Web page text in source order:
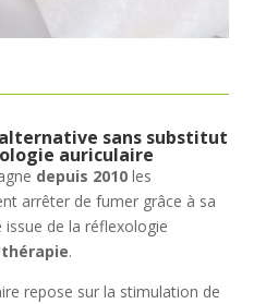
sans substitut
auriculaire
depuis 2010les
arrêter de fumer grâce à sa
de la réflexologie
.
repose sur la stimulation de